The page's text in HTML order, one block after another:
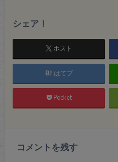
シェア！
ポスト
はてブ
Pocket
コメントを残す